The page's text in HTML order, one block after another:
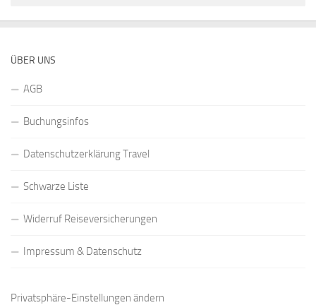
ÜBER UNS
AGB
Buchungsinfos
Datenschutzerklärung Travel
Schwarze Liste
Widerruf Reiseversicherungen
Impressum & Datenschutz
Privatsphäre-Einstellungen ändern